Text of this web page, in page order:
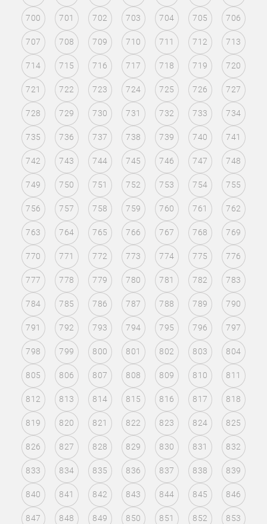
700 701 702 703 704 705 706
707 708 709 710 711 712 713
714 715 716 717 718 719 720
721 722 723 724 725 726 727
728 729 730 731 732 733 734
735 736 737 738 739 740 741
742 743 744 745 746 747 748
749 750 751 752 753 754 755
756 757 758 759 760 761 762
763 764 765 766 767 768 769
770 771 772 773 774 775 776
777 778 779 780 781 782 783
784 785 786 787 788 789 790
791 792 793 794 795 796 797
798 799 800 801 802 803 804
805 806 807 808 809 810 811
812 813 814 815 816 817 818
819 820 821 822 823 824 825
826 827 828 829 830 831 832
833 834 835 836 837 838 839
840 841 842 843 844 845 846
847 848 849 850 851 852 853